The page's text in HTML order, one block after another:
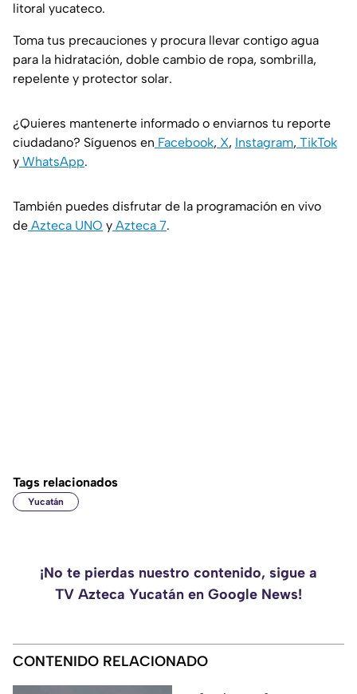
litoral yucateco.
Toma tus precauciones y procura llevar contigo agua
para la hidratación, doble cambio de ropa, sombrilla,
repelente y protector solar.
¿Quieres mantenerte informado o enviarnos tu reporte
ciudadano? Síguenos en Facebook, X, Instagram, TikTok
y WhatsApp.
También puedes disfrutar de la programación en vivo
de Azteca UNO y Azteca 7.
Tags relacionados
Yucatán
¡No te pierdas nuestro contenido, sigue a
TV Azteca Yucatán en Google News!
CONTENIDO RELACIONADO